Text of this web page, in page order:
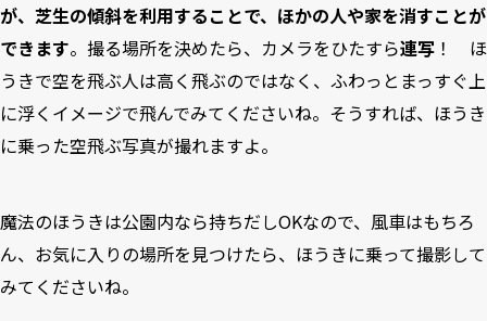
が、芝生の傾斜を利用することで、ほかの人や家を消すことが
できます。撮る場所を決めたら、カメラをひたすら連写 ！ ほ
うきで空を飛ぶ人は高く飛ぶのではなく、ふわっとまっすぐ上
に浮くイメージで飛んでみてくださいね。そうすれば、ほうき
に乗った空飛ぶ写真が撮れますよ。
魔法のほうきは公園内なら持ちだしOKなので、風車はもちろ
ん、お気に入りの場所を見つけたら、ほうきに乗って撮影して
みてくださいね。